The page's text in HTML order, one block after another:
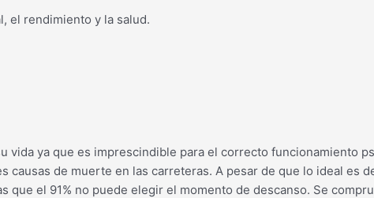
el rendimiento y la salud.
vida ya que es imprescindible para el correcto funcionamiento
de muerte en las carreteras. A pesar de que lo ideal es
el 91% no puede elegir el momento de descanso. Se